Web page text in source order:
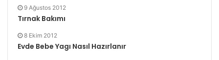
9 Ağustos 2012
Tırnak Bakımı
8 Ekim 2012
Evde Bebe Yagı Nasıl Hazırlanır